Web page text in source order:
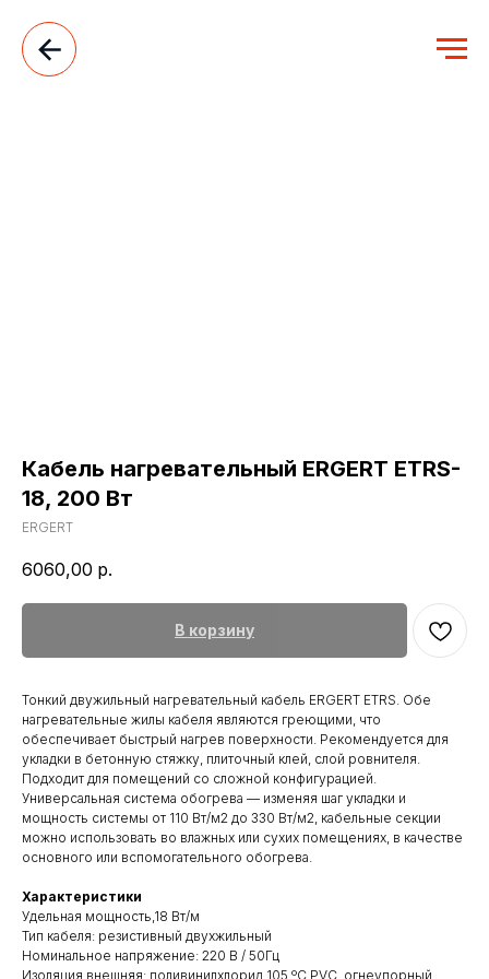
Кабель нагревательный ERGERT ETRS-
18, 200 Вт
ERGERT
6060,00 р.
В корзину
Тонкий двужильный нагревательный кабель ERGERT ETRS. Обе
нагревательные жилы кабеля являются греющими, что
обеспечивает быстрый нагрев поверхности. Рекомендуется для
укладки в бетонную стяжку, плиточный клей, слой ровнителя.
Подходит для помещений со сложной конфигурацией.
Универсальная система обогрева — изменяя шаг укладки и
мощность системы от 110 Вт/м2 до 330 Вт/м2, кабельные секции
можно использовать во влажных или сухих помещениях, в качестве
основного или вспомогательного обогрева.
Характеристики
Удельная мощность,18 Вт/м
Тип кабеля: резистивный двухжильный
Номинальное напряжение: 220 В / 50Гц
Изоляция внешняя: поливинилхлорид 105 ºС PVC, огнеупорный